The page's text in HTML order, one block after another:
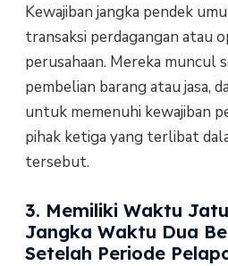
Kewajiban jangka pendek
transaksi perdagangan atau
perusahaan. Mereka muncul
pembelian barang atau jasa,
untuk memenuhi kewajiban
pihak ketiga yang terlibat
tersebut.
3. Memiliki Waktu
Jangka Waktu Dua
Setelah Periode